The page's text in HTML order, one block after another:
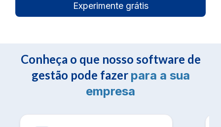
Experimente grátis
Conheça o que nosso software de
gestão pode fazer para a sua
empresa